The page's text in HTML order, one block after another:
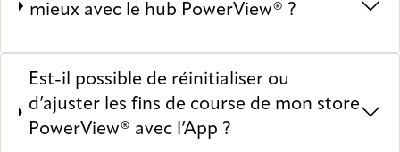
mieux avec le hub PowerView® ?
Est-il possible de réinitialiser ou
d’ajuster les fins de course de mon store
PowerView® avec l’App ?